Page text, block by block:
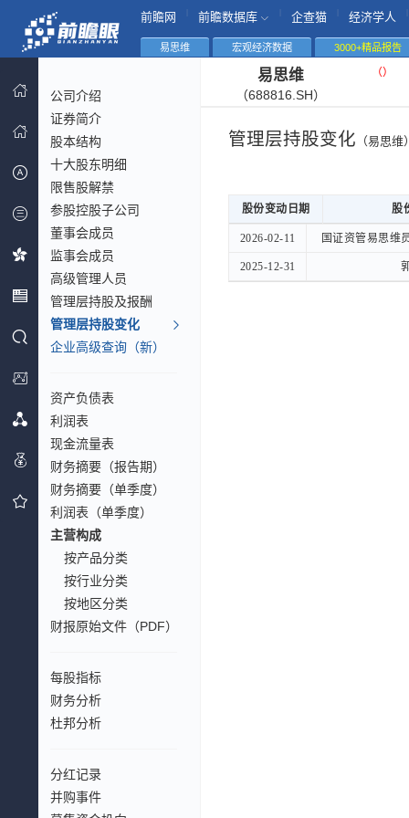
前瞻网 前瞻数据库 企查猫 经济学人
易思维 宏观经济数据 3000+精品报告
公司介绍
证券简介
股本结构
十大股东明细
限售股解禁
参股控股子公司
董事会成员
监事会成员
高级管理人员
管理层持股及报酬
管理层持股变化
企业高级查询（新）
资产负债表
利润表
现金流量表
财务摘要（报告期）
财务摘要（单季度）
利润表（单季度）
主营构成
按产品分类
按行业分类
按地区分类
财报原始文件（PDF）
每股指标
财务分析
杜邦分析
分红记录
并购事件
易思维
（688816.SH）
（）
管理层持股变化 （易思维
股份变动日期
股
股份变动日期
股
2026-02-11 国证资管易思
2025-12-31
股份变动日期 股
2026-02-11 国证资管易思维
2025-12-31